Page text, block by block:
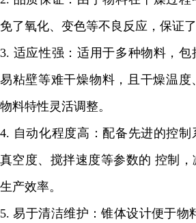
免了氧化、变色等不良反应，保证了
3. 适应性强：适用于多种物料，
易粘壁等难干燥物料，且干燥温
物料特性灵活调整。
4. 自动化程度高：配备先进的控
真空度、搅拌速度等参数的 控制
生产效率。
5.易于清洁维护：锥体设计便于物